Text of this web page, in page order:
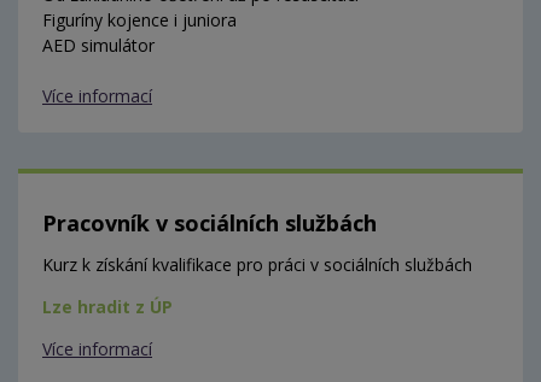
Figuríny kojence i juniora
AED simulátor
Více informací
Pracovník v sociálních službách
Kurz k získání kvalifikace pro práci v sociálních službách
Lze hradit z ÚP
Více informací